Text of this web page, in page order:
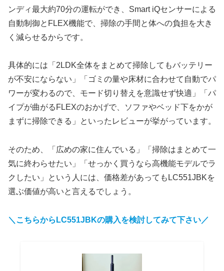
ンディ最大約70分の運転ができ、Smart iQセンサーによる
自動制御とFLEX機能で、掃除の手間と体への負担を大き
く減らせるからです。
具体的には「2LDK全体をまとめて掃除してもバッテリー
が不安にならない」「ゴミの量や床材に合わせて自動でパ
ワーが変わるので、モード切り替えを意識せず快適」「パ
イプが曲がるFLEXのおかげで、ソファやベッド下をかが
まずに掃除できる」といったレビューが挙がっています。
そのため、「広めの家に住んでいる」「掃除はまとめて一
気に終わらせたい」「せっかく買うなら高機能モデルでラ
クしたい」という人には、価格差があってもLC551JBKを
選ぶ価値が高いと言えるでしょう。
＼こちらからLC551JBKの購入を検討してみて下さい／